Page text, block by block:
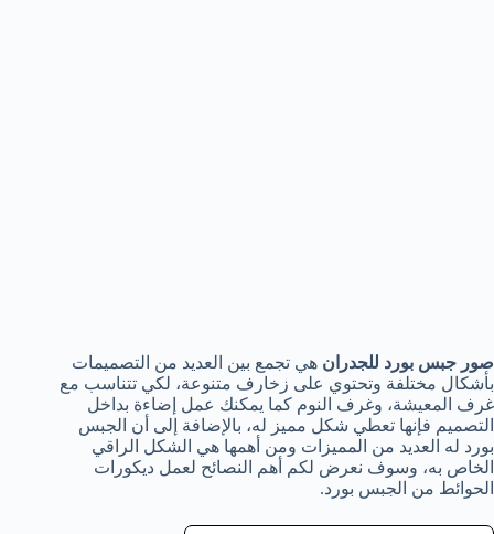
صور جبس بورد للجدران هي تجمع بين العديد من التصميمات
بأشكال مختلفة وتحتوي على زخارف متنوعة، لكي تتناسب مع
غرف المعيشة، وغرف النوم كما يمكنك عمل إضاءة بداخل
التصميم فإنها تعطي شكل مميز له، بالإضافة إلى أن الجبس
بورد له العديد من المميزات ومن أهمها هي الشكل الراقي
الخاص به، وسوف نعرض لكم أهم النصائح لعمل ديكورات
الحوائط من الجبس بورد.